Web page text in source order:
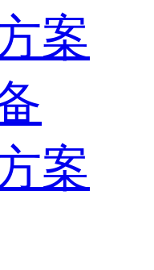
案
案